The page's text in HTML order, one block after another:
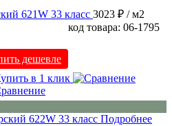
621W 33 класс 3023 ₽ / м2
код товара: 06-1795
дешевле
в 1 клик
Подробнее